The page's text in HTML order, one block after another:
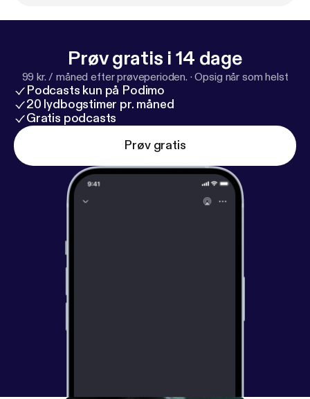
Prøv gratis i 14 dage
99 kr. / måned efter prøveperioden. ·Opsig når som helst
Podcasts kun på Podimo
20 lydbogstimer pr. måned
Gratis podcasts
Prøv gratis